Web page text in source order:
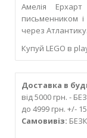
Амелія
письменником
через Атлантику.
Купуй LEGO в
Доставка в
від 5000 грн. -
до 4999 грн. +/-
Самовивіз: